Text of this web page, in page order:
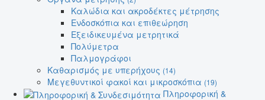
Καλώδια και ακροδέκτες μέτρησης
Ενδοσκόπια και επιθεώρηση
Εξειδικευμένα μετρητικά
Πολύμετρα
Παλμογράφοι
Καθαρισμός με υπερήχους (14)
Μεγεθυντικοί φακοί και μικροσκόπια (19)
Πληροφορική &